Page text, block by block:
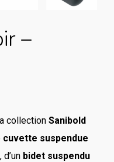
–
collection Sanibold
cuvette suspendue
, d’un bidet suspendu